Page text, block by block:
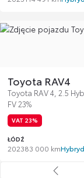
Toyota RAV4
Toyota RAV 4, 2.5
FV 23%
VAT 23%
ŁÓDŹ
202383 000 km